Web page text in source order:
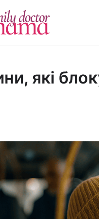
які